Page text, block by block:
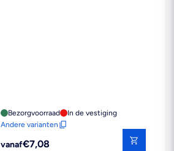
Bezorgvoorraad
In de vestiging
Andere varianten
Reguliere
vanaf€7,08